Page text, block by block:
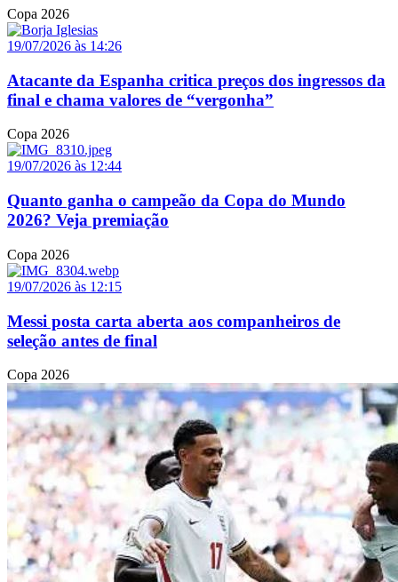
Copa 2026
19/07/2026 às 14:26
Atacante da Espanha critica preços dos ingressos da
final e chama valores de “vergonha”
Copa 2026
19/07/2026 às 12:44
Quanto ganha o campeão da Copa do Mundo
2026? Veja premiação
Copa 2026
19/07/2026 às 12:15
Messi posta carta aberta aos companheiros de
seleção antes de final
Copa 2026